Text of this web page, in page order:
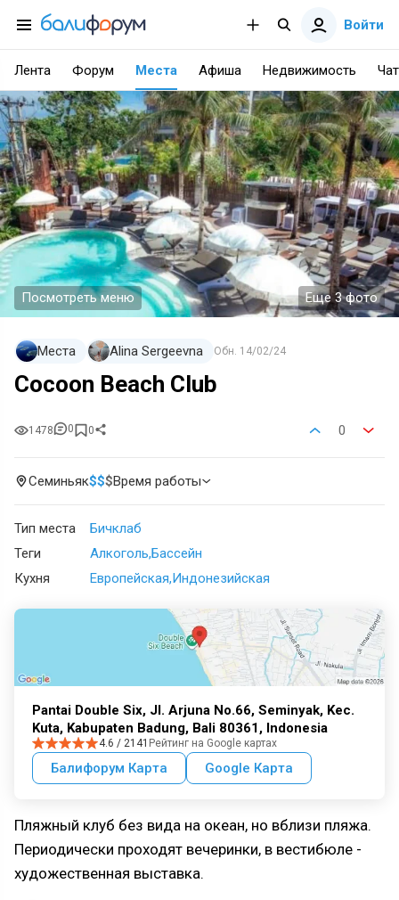
Войти
Лента Форум Места Афиша Недвижимость Чат
Посмотреть меню Еще 3 фото
Места Alina Sergeevna Обн. 14/02/24
Cocoon Beach Club
1478 0 0 0
Семиньяк$$$Время работы
Тип места
Бичклаб
Теги
Алкоголь Бассейн
Кухня
Европейская Индонезийская
Pantai Double Six, Jl. Arjuna No.66, Seminyak, Kec.
Kuta, Kabupaten Badung, Bali 80361, Indonesia
4.6 / 2141 Рейтинг на Google картах
Балифорум Карта Google Карта
Пляжный клуб без вида на океан, но вблизи пляжа.
Периодически проходят вечеринки, в вестибюле -
художественная выставка.